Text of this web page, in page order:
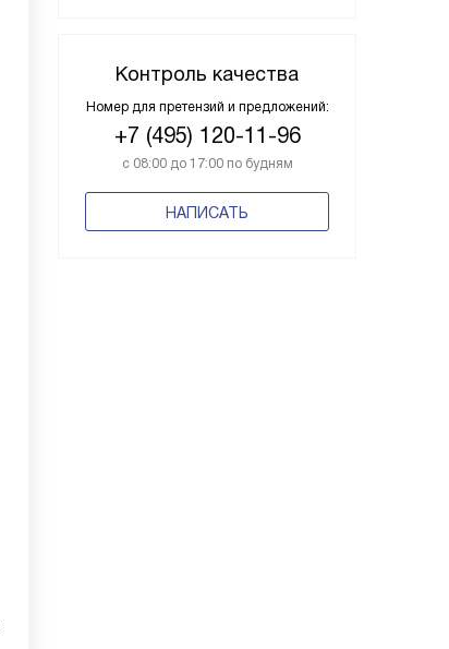
Контроль качества
Номер для претензий и предложений:
+7 (495) 120-11-96
с 08:00 до 17:00 по будням
НАПИСАТЬ